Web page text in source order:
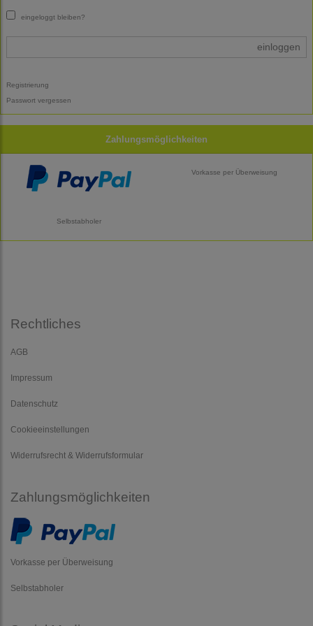
eingeloggt bleiben?
einloggen
Registrierung
Passwort vergessen
Zahlungsmöglichkeiten
Vorkasse per Überweisung
Selbstabholer
Rechtliches
AGB
Impressum
Datenschutz
Cookieeinstellungen
Widerrufsrecht & Widerrufsformular
Zahlungsmöglichkeiten
Vorkasse per Überweisung
Selbstabholer